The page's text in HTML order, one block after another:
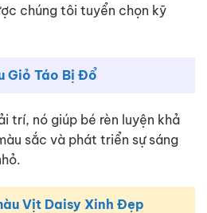
chúng tôi tuyển chọn kỹ
Giỏ Táo Bị Đổ
trí, nó giúp bé rèn luyện khả
sắc và phát triển sự sáng
Vịt Daisy Xinh Đẹp